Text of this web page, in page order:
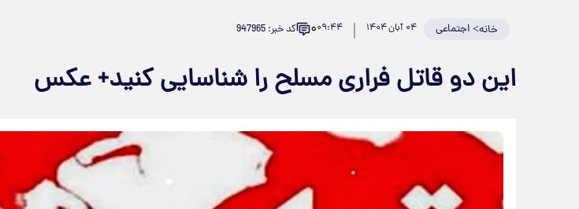
خانه>اجتماعی ۰۴ آبان ۱۴۰۴ ۰۹:۴۴۰ کد خبر: 947965
این دو قاتل فراری مسلح را شناسایی کنید+ عکس